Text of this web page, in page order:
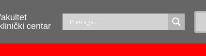
centar